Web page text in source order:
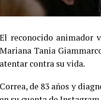
El reconocido animador
Mariana Tania
atentar contra su vida.
Correa, de 83 años y